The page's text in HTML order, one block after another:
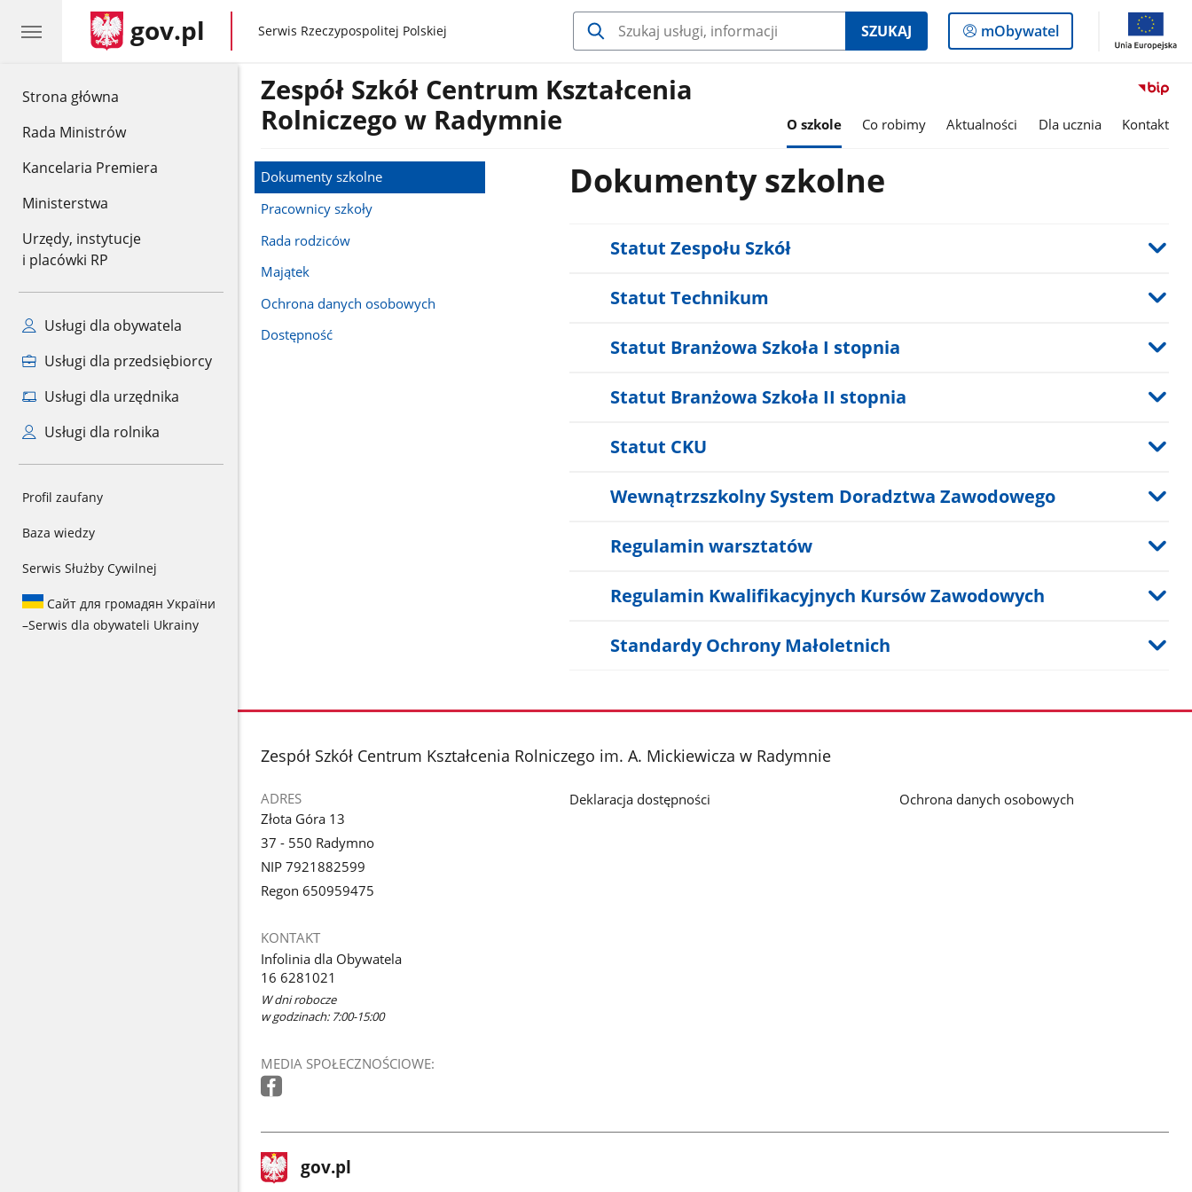
Strona główna
Rada Ministrów
Kancelaria Premiera
Ministerstwa
Urzędy, instytucje
i placówki RP
Usługi dla obywatela
Usługi dla przedsiębiorcy
Usługi dla urzędnika
Usługi dla rolnika
Profil zaufany
Baza wiedzy
Serwis Służby Cywilnej
Сайт для громадян України
–Serwis dla obywateli Ukrainy
gov.pl gov.pl
Serwis Rzeczypospolitej Polskiej SZUKAJ
Logowanie
do
mObywatel
Zespół Szkół Centrum Kształcenia
Rolniczego w Radymnie
O szkole Co robimy Aktualności Dla ucznia Kontakt
Dokumenty szkolne
Pracownicy szkoły
Rada rodziców
Majątek
Ochrona danych osobowych
Dostępność
Dokumenty szkolne
Statut Zespołu Szkół
Statut Technikum
Statut Branżowa Szkoła I stopnia
Statut Branżowa Szkoła II stopnia
Statut CKU
Wewnątrzszkolny System Doradztwa Zawodowego
Regulamin warsztatów
Regulamin Kwalifikacyjnych Kursów Zawodowych
Standardy Ochrony Małoletnich
stopka
Zespół Szkół Centrum Kształcenia Rolniczego im. A. Mickiewicza w Radymnie
ADRES
Złota Góra 13
37 - 550 Radymno
NIP 7921882599
Regon 650959475
KONTAKT
Infolinia dla Obywatela
16 6281021
W dni robocze
w godzinach: 7:00-15:00
MEDIA SPOŁECZNOŚCIOWE:
Deklaracja dostępności Ochrona danych osobowych
stopka
gov.pl Strona
gov.pl